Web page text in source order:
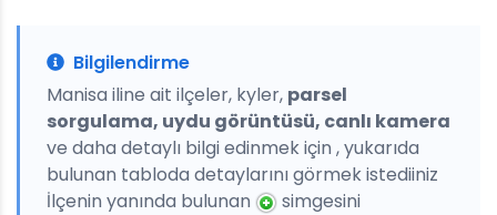
Bilgilendirme
Manisa iline ait ilçeler, kyler, parsel
sorgulama, uydu görüntüsü, canlı kamera
ve daha detaylı bilgi edinmek için , yukarıda
bulunan tabloda detaylarını görmek istediiniz
İlçenin yanında bulunan
simgesini